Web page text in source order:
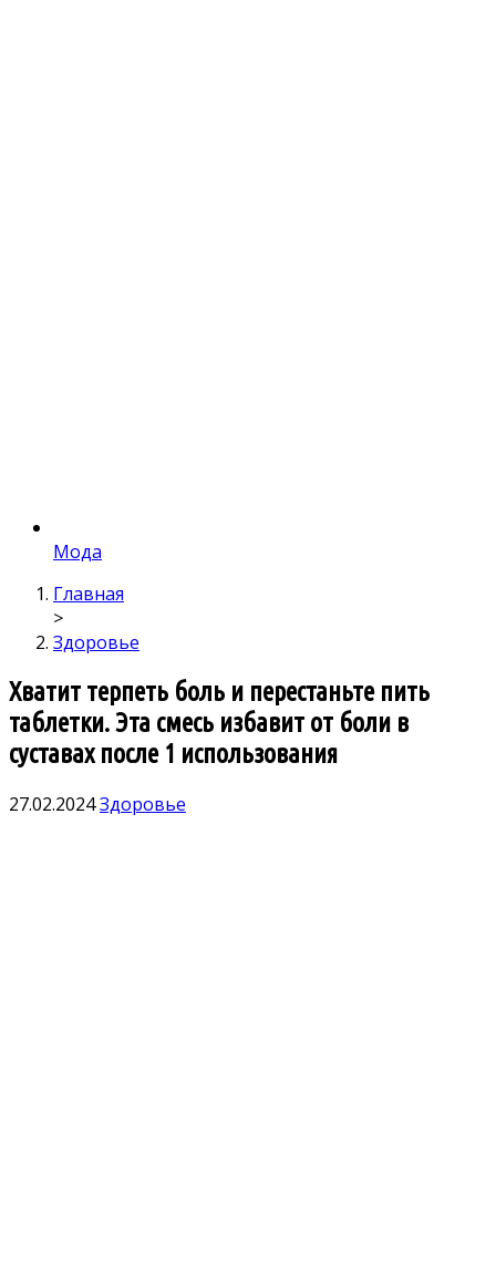
Мода
Главная
>
Здоровье
Хватит терпеть боль и перестаньте пить
таблетки. Эта смесь избавит от боли в
суставах после 1 использования
27.02.2024Здоровье